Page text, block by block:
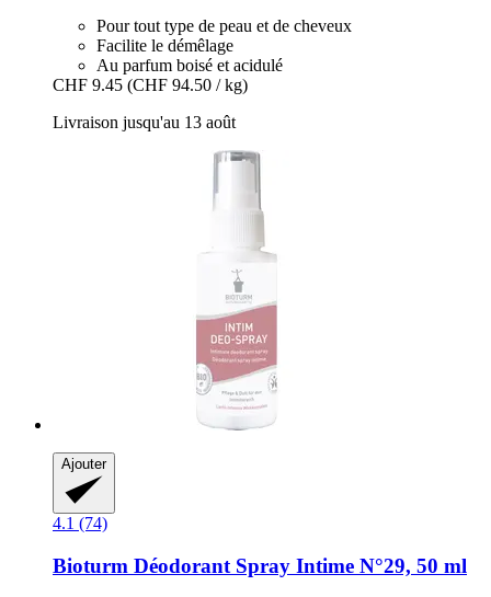
Pour tout type de peau et de cheveux
Facilite le démêlage
Au parfum boisé et acidulé
CHF 9.45 (CHF 94.50 / kg)
Livraison jusqu'au 13 août
Ajouter
4.1 (74)
Bioturm Déodorant Spray Intime N°29, 50 ml